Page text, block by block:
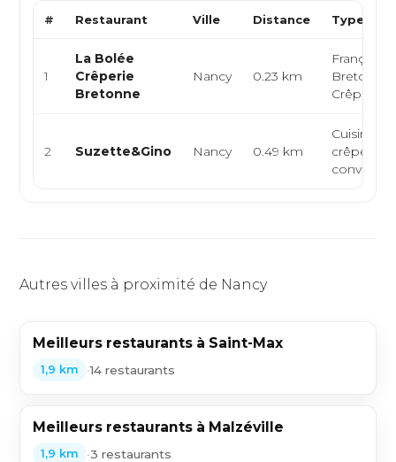
# Restaurant Ville Distance Type de
1
La Bolée
Crêperie
Bretonne
Nancy 0.23 km
Française,
Bretonne,
Crêperie
2 Suzette&Gino Nancy 0.49 km
Cuisine
crêperie,
conviviale
Autres villes à proximité de Nancy
Meilleurs restaurants à Saint-Max
1,9 km •14 restaurants
Meilleurs restaurants à Malzéville
1,9 km •3 restaurants